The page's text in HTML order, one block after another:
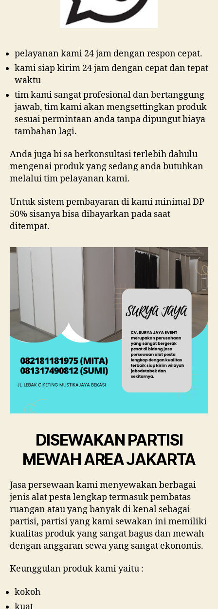
pelayanan kami 24 jam dengan respon cepat.
kami siap kirim 24 jam dengan cepat dan tepat
waktu
tim kami sangat profesional dan bertanggung
jawab, tim kami akan mengsettingkan produk
sesuai permintaan anda tanpa dipungut biaya
tambahan lagi.
Anda juga bi sa berkonsultasi terlebih dahulu
mengenai produk yang sedang anda butuhkan
melalui tim pelayanan kami.
Untuk sistem pembayaran di kami minimal DP
50% sisanya bisa dibayarkan pada saat
ditempat.
DISEWAKAN PARTISI
MEWAH AREA JAKARTA
Jasa persewaan kami menyewakan berbagai
jenis alat pesta lengkap termasuk pembatas
ruangan atau yang banyak di kenal sebagai
partisi, partisi yang kami sewakan ini memiliki
kualitas produk yang sangat bagus dan mewah
dengan anggaran sewa yang sangat ekonomis.
Keunggulan produk kami yaitu :
kokoh